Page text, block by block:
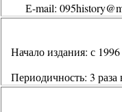
Е-mail: 095history@
Начало издания: с
Периодичность: 3 раза